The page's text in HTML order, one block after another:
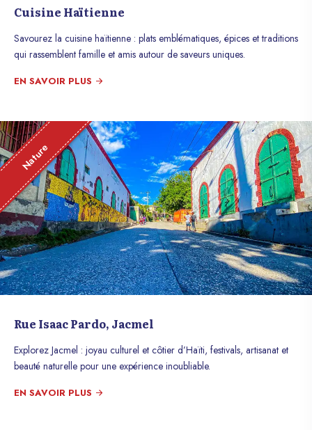
Cuisine Haïtienne
Savourez la cuisine haïtienne : plats emblématiques, épices et traditions
qui rassemblent famille et amis autour de saveurs uniques.
EN SAVOIR PLUS
Nature
Rue Isaac Pardo, Jacmel
Explorez Jacmel : joyau culturel et côtier d’Haïti, festivals, artisanat et
beauté naturelle pour une expérience inoubliable.
EN SAVOIR PLUS